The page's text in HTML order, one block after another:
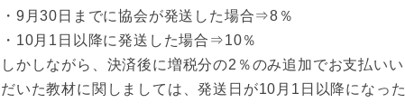
・9月30日までに協会が発送した場合⇒8％
・10月1日以降に発送した場合⇒10％
しかしながら、決済後に増税分の2％のみ追加でお支払い
だいた教材に関しましては、発送日が10月1日以降になっ